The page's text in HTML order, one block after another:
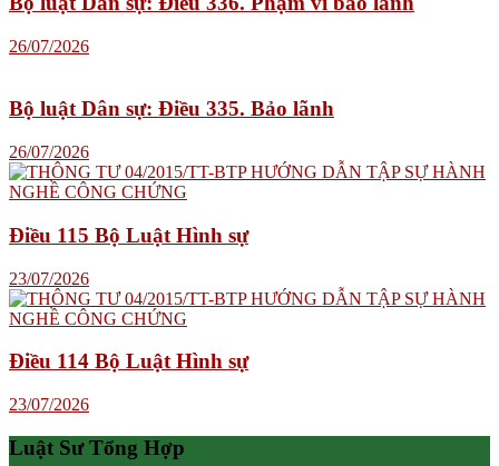
26/07/2026
Bộ luật Dân sự: Điều 335. Bảo lãnh
26/07/2026
Điều 115 Bộ Luật Hình sự
23/07/2026
Điều 114 Bộ Luật Hình sự
23/07/2026
Luật Sư Tổng Hợp